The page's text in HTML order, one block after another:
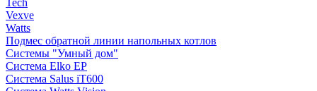
Vexve
Watts
Подмес обратной линии напольных котлов
Системы "Умный дом"
Система Elko EP
Система Salus iT600